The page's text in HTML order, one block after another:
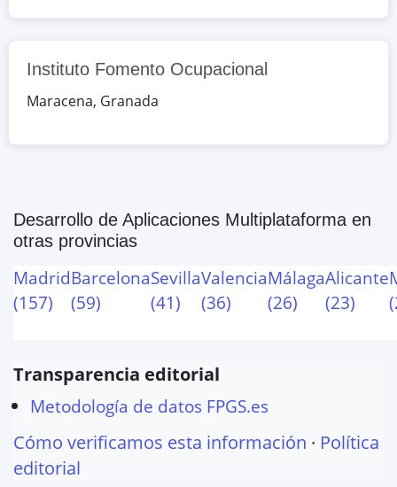
Joaquín Blume, 2 Local 1, Maracena,
OpenStreetMap
Instituto Fomento Ocupacional
Maracena, Granada
Desarrollo de Aplicaciones Multiplataforma en
otras provincias
Madrid
(157)
Barcelona
(59)
Sevilla
(41)
Valencia
(36)
Málaga
(26)
Alicante
(23)
(
Transparencia editorial
Metodología de datos FPGS.es
Cómo verificamos esta información · Política
editorial